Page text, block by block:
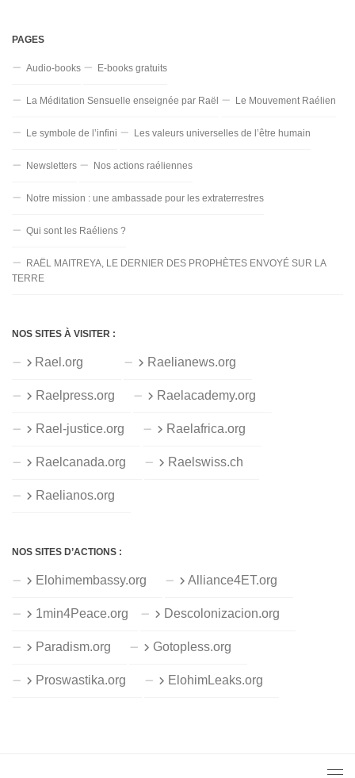
PAGES
Audio-books E-books gratuits
La Méditation Sensuelle enseignée par Raël Le Mouvement Raélien
Le symbole de l’infini Les valeurs universelles de l’être humain
Newsletters Nos actions raéliennes
Notre mission : une ambassade pour les extraterrestres
Qui sont les Raéliens ?
RAËL MAITREYA, LE DERNIER DES PROPHÈTES ENVOYÉ SUR LA
TERRE
NOS SITES À VISITER :
Rael.org Raelianews.org
Raelpress.org Raelacademy.org
Rael-justice.org Raelafrica.org
Raelcanada.org Raelswiss.ch
Raelianos.org
NOS SITES D’ACTIONS :
Elohimembassy.org Alliance4ET.org
1min4Peace.org Descolonizacion.org
Paradism.org Gotopless.org
Proswastika.org ElohimLeaks.org